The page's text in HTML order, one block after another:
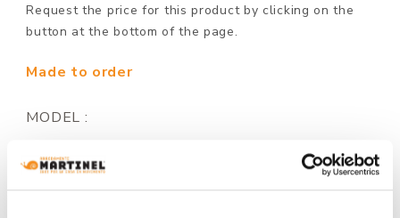
Request the price for this product by clicking on the
button at the bottom of the page.
Made to order
MODEL :